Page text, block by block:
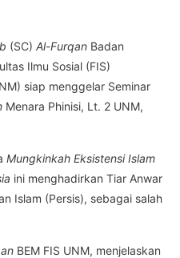
(SC) Al-Furqan Badan
Ilmu Sosial (FIS)
siap menggelar Seminar
Menara Phinisi, Lt. 2 UNM,
Mungkinkah Eksistensi Islam
ini menghadirkan Tiar Anwar
Islam (Persis), sebagai salah
BEM FIS UNM, menjelaskan